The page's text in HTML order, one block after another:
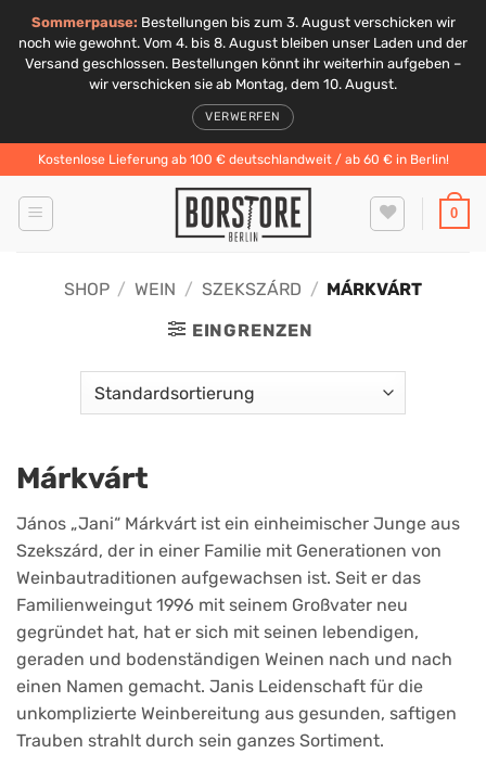
Sommerpause: Bestellungen bis zum 3. August verschicken wir
noch wie gewohnt. Vom 4. bis 8. August bleiben unser Laden und der
Versand geschlossen. Bestellungen könnt ihr weiterhin aufgeben –
wir verschicken sie ab Montag, dem 10. August.
VERWERFEN
Inhalt
springen
Kostenlose Lieferung ab 100 € deutschlandweit / ab 60 € in Berlin!
0
SHOP / WEIN / SZEKSZÁRD / MÁRKVÁRT
EINGRENZEN
Márkvárt
János „Jani“ Márkvárt ist ein einheimischer Junge aus
Szekszárd, der in einer Familie mit Generationen von
Weinbautraditionen aufgewachsen ist. Seit er das
Familienweingut 1996 mit seinem Großvater neu
gegründet hat, hat er sich mit seinen lebendigen,
geraden und bodenständigen Weinen nach und nach
einen Namen gemacht. Janis Leidenschaft für die
unkomplizierte Weinbereitung aus gesunden, saftigen
Trauben strahlt durch sein ganzes Sortiment.